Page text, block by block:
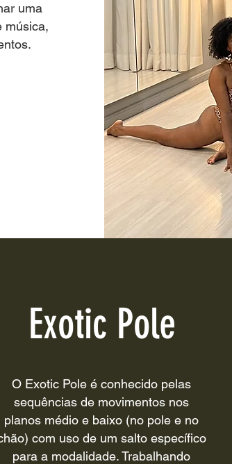
uma
música,
Exotic Pole
O Exotic Pole é conhecido pelas
sequências de movimentos nos
planos médio e baixo (no pole e no
com uso de um salto específico
para a modalidade. Trabalhando